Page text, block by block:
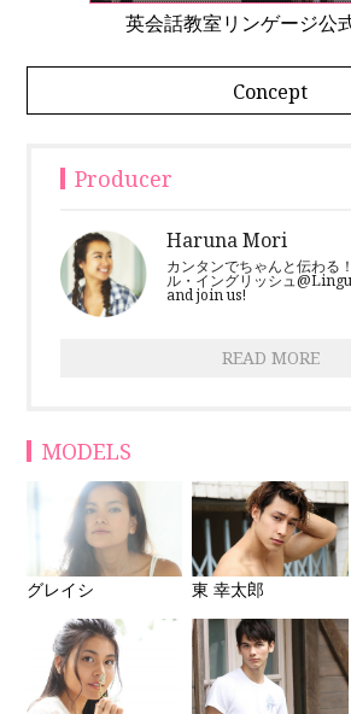
英会話教室リンゲージ公
Concept
Producer
Haruna Mori
カンタンでちゃんと伝わる
ル・イングリッシュ
and join us!
READ MORE
MODELS
グレイシ 東 幸太郎